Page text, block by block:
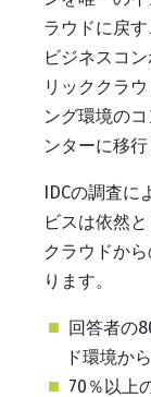
ラウドに戻
ビジネスコ
リッククラ
ング環境の
ンターに移行
IDCの調査に
ビスは依然
クラウドか
ります。
回答者の
ド環境か
70％以上